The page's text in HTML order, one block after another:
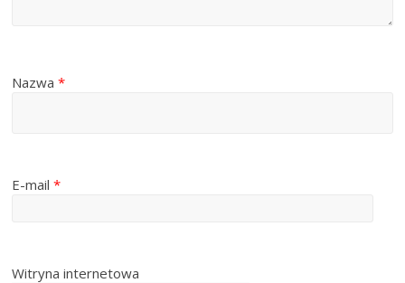
Nazwa*
E-mail*
Witryna internetowa